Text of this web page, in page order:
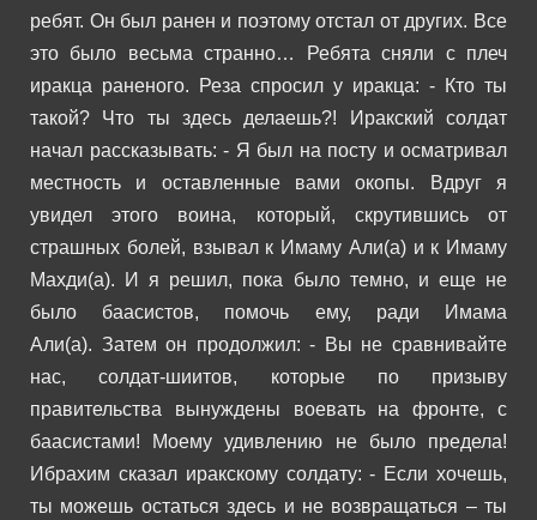
ребят. Он был ранен и поэтому отстал от других. Все
это было весьма странно… Ребята сняли с плеч
иракца раненого. Реза спросил у иракца: - Кто ты
такой? Что ты здесь делаешь?!
Иракский солдат
начал рассказывать: - Я был на посту и осматривал
местность и оставленные вами окопы. Вдруг я
увидел этого воина, который, скрутившись от
страшных болей, взывал к Имаму Али(а) и к Имаму
Махди(а). И я решил, пока было темно, и еще не
было баасистов, помочь ему, ради Имама
Али(а). Затем он продолжил:- Вы не сравнивайте
нас, солдат-шиитов, которые по призыву
правительства вынуждены воевать на фронте, с
баасистами!
Моему удивлению не было предела!
Ибрахим сказал иракскому солдату:- Если хочешь,
ты можешь остаться здесь и не возвращаться – ты